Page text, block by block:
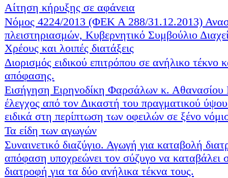
Αίτηση κήρυξης σε αφάνεια
Νόμος 4224/2013 (ΦΕΚ Α 288/31.12.2013)
πλειστηριασμών, Κυβερνητικό Συμβούλιο
Χρέους και λοιπές διατάξεις
Διορισμός ειδικού επιτρόπου σε ανήλικο τέκνο
απόφασης.
Εισήγηση Ειρηνοδίκη Φαρσάλων κ.
έλεγχος από τον Δικαστή του πραγματικού
ειδικά στη περίπτωση των οφειλών σε ξένο
Τα είδη των αγωγών
Συναινετικό διαζύγιο. Αγωγή για καταβολή
απόφαση υποχρεώνει τον σύζυγο να καταβάλει
διατροφή για τα δύο ανήλικα τέκνα τους.